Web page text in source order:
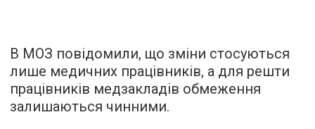
В МОЗ повідомили, що зміни стосуються
лише медичних працівників, а для решти
працівників медзакладів обмеження
залишаються чинними.